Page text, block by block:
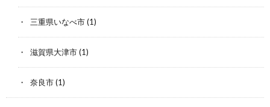
三重県いなべ市(1)
滋賀県大津市(1)
奈良市(1)